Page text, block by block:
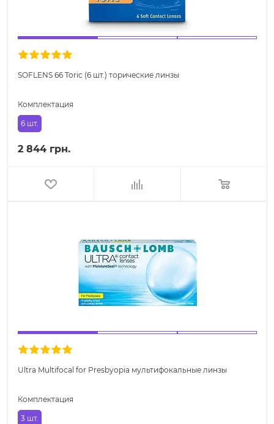
SOFLENS 66 Toric (6 шт.) торические линзы
Комплектация
6 шт.
2 844 грн.
Ultra Multifocal for Presbyopia мультифокальные линзы
Комплектация
3 шт.